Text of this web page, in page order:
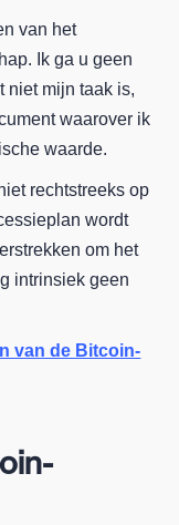
van het
Ik ga u geen
niet mijn taak is,
waarover ik
waarde.
rechtstreeks op
wordt
om het
intrinsiek geen
van de Bitcoin-